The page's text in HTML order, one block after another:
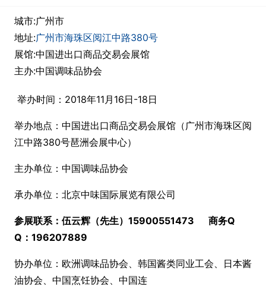
城市:广州市
地址:广州市海珠区阅江中路380号
展馆:中国进出口商品交易会展馆
主办:中国调味品协会
举办时间：2018年11月16日-18日
举办地点：中国进出口商品交易会展馆（广州市海珠区阅
江中路380号琶洲会展中心）
主办单位：中国调味品协会
承办单位：北京中味国际展览有限公司
参展联系：伍云辉（先生）15900551473 商务Q
Q：196207889
协办单位：欧洲调味品协会、韩国酱类同业工会、日本酱
油协会、中国烹饪协会、中国连